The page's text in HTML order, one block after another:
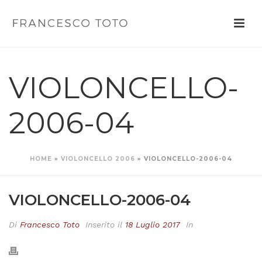
VIOLONCELLO-
2006-04
HOME » VIOLONCELLO 2006 » VIOLONCELLO-2006-04
VIOLONCELLO-2006-04
Di Francesco Toto Inserito il 18 Luglio 2017 In